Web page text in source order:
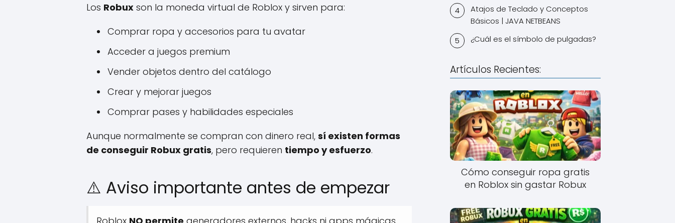
Los Robux son la moneda virtual de Roblox y sirven para:
Comprar ropa y accesorios para tu avatar
Acceder a juegos premium
Vender objetos dentro del catálogo
Crear y mejorar juegos
Comprar pases y habilidades especiales
Aunque normalmente se compran con dinero real, sí existen formas
de conseguir Robux gratis, pero requieren tiempo y esfuerzo.
⚠️ Aviso importante antes de empezar
Atajos de Teclado y Conceptos
Básicos | JAVA NETBEANS
¿Cuál es el símbolo de pulgadas?
Artículos Recientes:
Cómo conseguir ropa gratis
en Roblox sin gastar Robux